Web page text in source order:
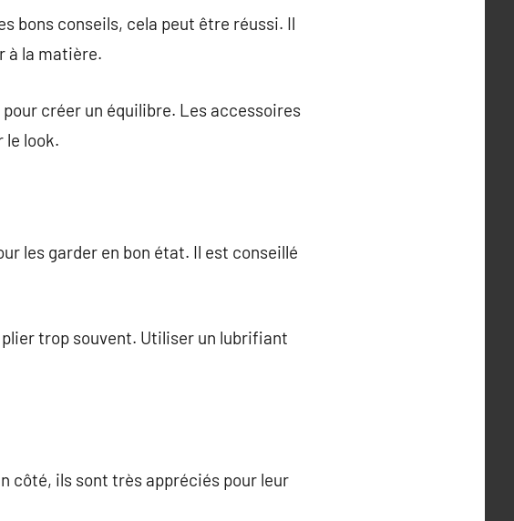
bons conseils, cela peut être réussi. Il
à la matière.
créer un équilibre. Les accessoires
le look.
les garder en bon état. Il est conseillé
trop souvent. Utiliser un lubrifiant
côté, ils sont très appréciés pour leur